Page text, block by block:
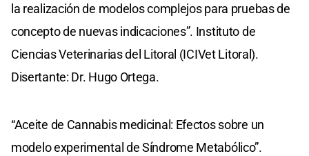
la realización de modelos complejos para pruebas de
concepto de nuevas indicaciones”. Instituto de
Ciencias Veterinarias del Litoral (ICIVet Litoral).
Disertante: Dr. Hugo Ortega.
“Aceite de Cannabis medicinal: Efectos sobre un
modelo experimental de Síndrome Metabólico”.